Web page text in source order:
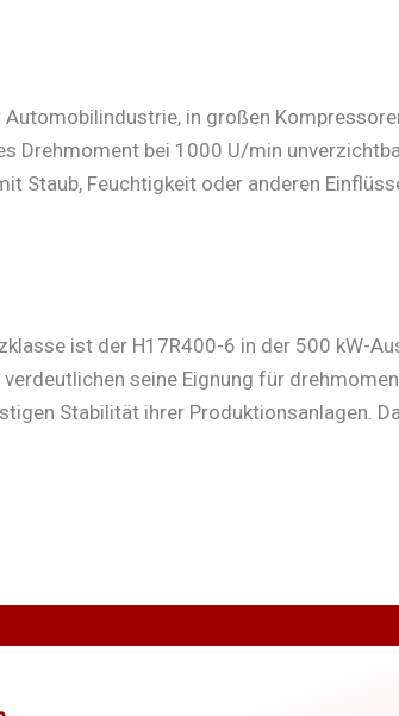
in großen
Drehmoment bei 1000 U/min
Staub, Feuchtigkeit oder anderen
ist der H17R400-6 in der 500 kW-
seine Eignung für
Stabilität ihrer Produktionsanlagen.